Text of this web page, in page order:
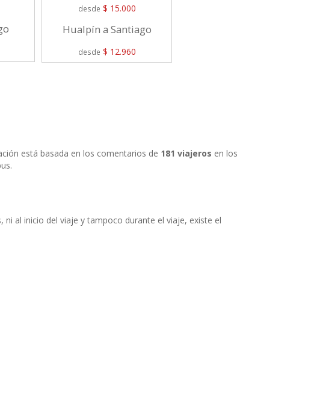
desde $ 15.000
Hualpín a Santiago
desde $ 12.960
está basada en los comentarios de 181 viajeros en los
al inicio del viaje y tampoco durante el viaje, existe el